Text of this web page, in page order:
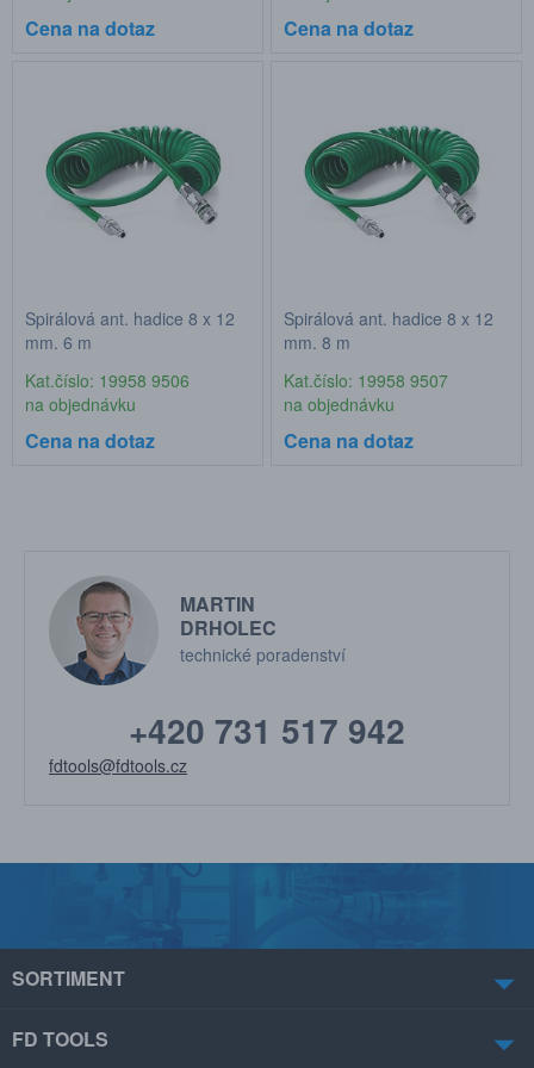
Cena na dotaz Cena na dotaz
Spirálová ant. hadice 8 x 12
mm, 6 m
Kat.číslo: 19958 9506
na objednávku
Cena na dotaz
Spirálová ant. hadice 8 x 12
mm, 8 m
Kat.číslo: 19958 9507
na objednávku
Cena na dotaz
MARTIN
DRHOLEC
technické poradenství
+420 731 517 942
fdtools@fdtools.cz
SORTIMENT
FD TOOLS